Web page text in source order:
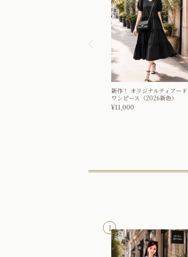
新作！ オリジナルティアード
ワンピース（2026新色）
¥11,000